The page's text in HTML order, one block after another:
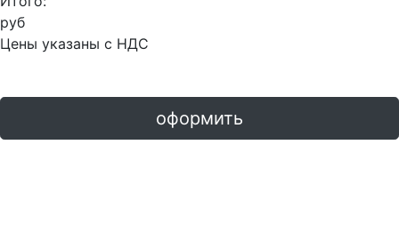
руб
Цены указаны с НДС
оформить